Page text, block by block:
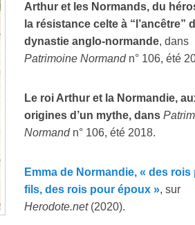
Arthur et les Normands, du héro
la résistance celte à “l’ancêtre”
dynastie anglo-normande, dans
Patrimoine Normandn° 106, été
Le roi Arthur et la Normandie,
origines d’un mythe, dans
Normand n° 106, été 2018.
Emma de Normandie, « des rois
fils, des rois pour époux », sur
Herodote.net(2020).